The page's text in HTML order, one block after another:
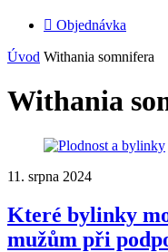
 Objednávka
Úvod Withania somnifera
Withania
11. srpna 2024
Které bylinky
mužům při